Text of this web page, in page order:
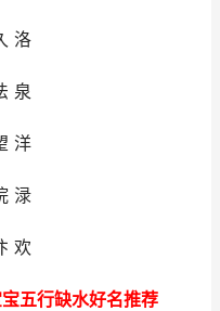
洛
泉
洋
渌
欢
五行缺水好名推荐